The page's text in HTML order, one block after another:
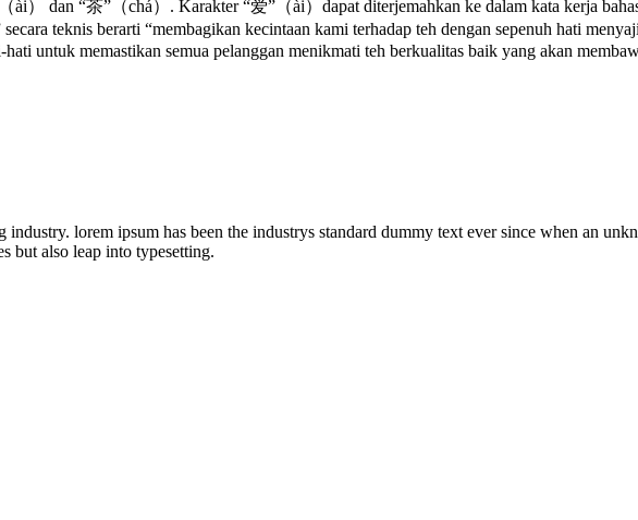
） dan “茶”（chá）. Karakter “爱”（ài）dapat diterjemahkan ke dalam kata kerja
teknis berarti “membagikan kecintaan kami terhadap teh dengan sepenuh hati
untuk memastikan semua pelanggan menikmati teh berkualitas baik yang akan
lorem ipsum has been the industrys standard dummy text ever since when an
but also leap into typesetting.